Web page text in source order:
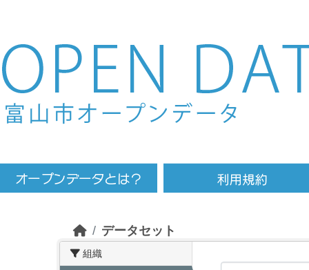
Skip to main content
データセット
組織